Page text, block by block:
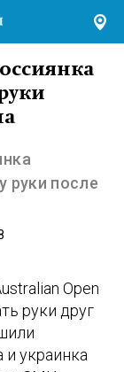
руки после
Open
руки друг
украинка